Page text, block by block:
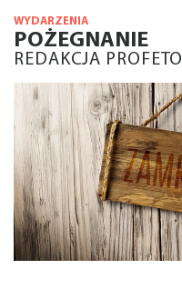
WYDARZENIA
POŻEGNANIE
REDAKCJA PROFETO